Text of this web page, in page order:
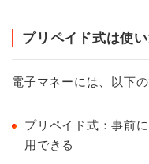
プリペイド式は使
電子マネーには、以下
プリペイド式：事前
用できる